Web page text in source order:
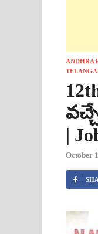
ANDHRA
|
October